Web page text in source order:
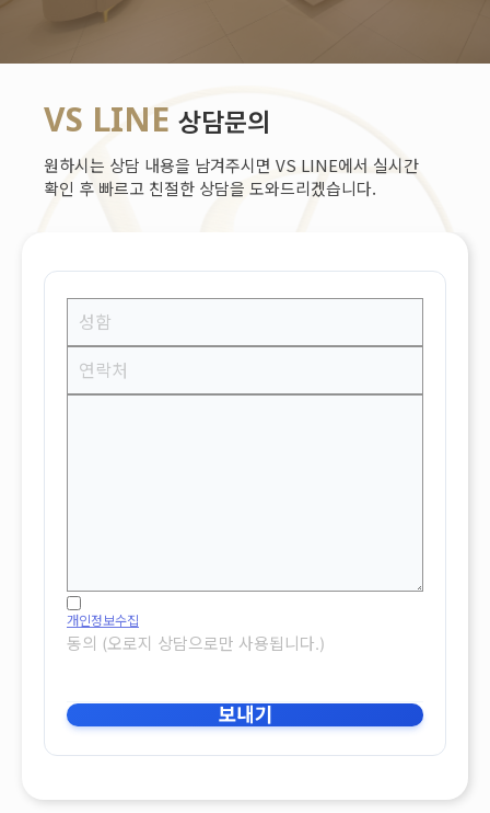
VS LINE 상담문의
원하시는 상담 내용을 남겨주시면 VS LINE에서 실시간
확인 후 빠르고 친절한 상담을 도와드리겠습니다.
개인정보수집
동의 (오로지 상담으로만 사용됩니다.)
보내기